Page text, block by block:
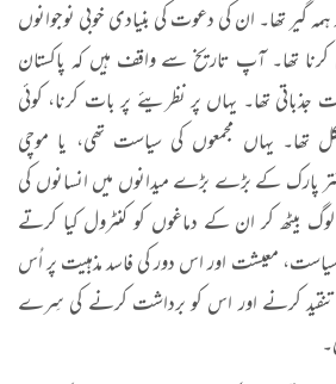
گیر تھا۔ ان کی دعوت کی بنیادی خوبی نوجوانوں
کرنا تھا۔ آپ تاریخ سے واقف ہیں کہ پاکستان
تھا۔ یہاں پر نظریئے پر بات کرنا، کوئی
تھا۔ یہاں مجمعوں کی سیاست تھی، یا موچی
پارک کے بڑے بڑے میدانوں میں انسانوں کی
لوگ بیٹھ کر ان کے دماغوں کو کنٹرول کیا کرتے
معیشت اور اس دور کی فاسد مذہبیت پر اُس
تنقید کرنے اور اس کو برداشت کرنے کی سِرے